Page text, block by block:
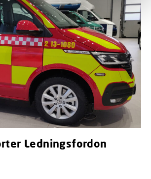
Ledningsfordon